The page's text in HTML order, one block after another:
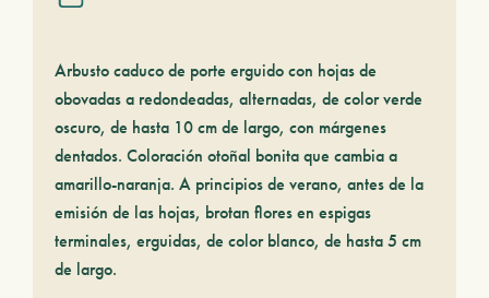
Arbusto caduco de porte erguido con hojas de
obovadas a redondeadas, alternadas, de color verde
oscuro, de hasta 10 cm de largo, con márgenes
dentados. Coloración otoñal bonita que cambia a
amarillo-naranja. A principios de verano, antes de la
emisión de las hojas, brotan flores en espigas
terminales, erguidas, de color blanco, de hasta 5 cm
de largo.